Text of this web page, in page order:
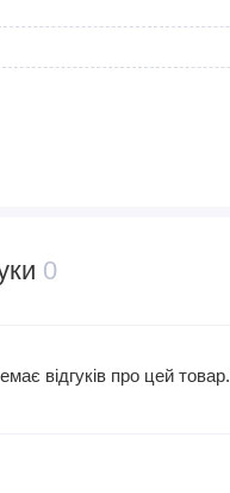
0
відгуків про цей товар.